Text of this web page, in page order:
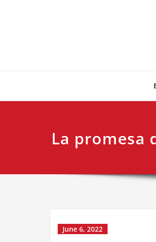
La promesa
June 6, 2022